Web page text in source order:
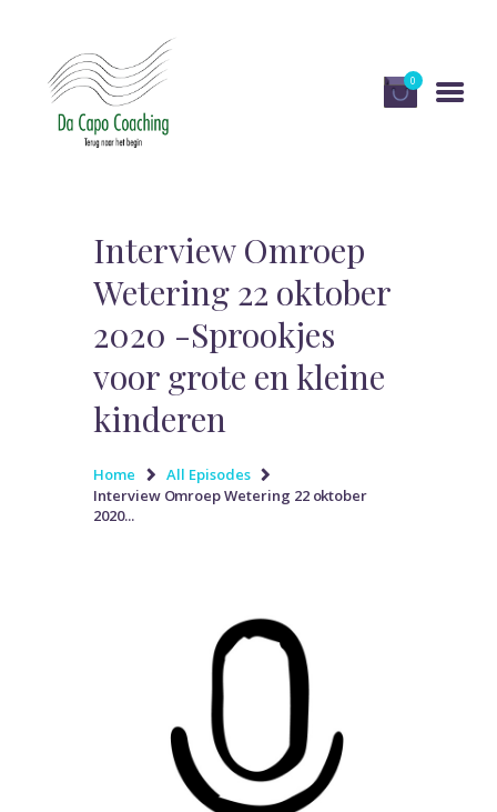
0
Interview Omroep
Wetering 22 oktober
2020 -Sprookjes
voor grote en kleine
kinderen
Home
All Episodes
Interview Omroep Wetering 22 oktober
2020...
DIENSTEN
OVER DA CAPO
COACHING
PUBLICATIES EN MEDIA
RECENSIES
WINKEL
CONTACT